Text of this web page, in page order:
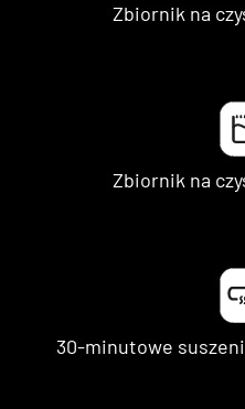
Zbiornik na
Zbiornik na
30-minutowe